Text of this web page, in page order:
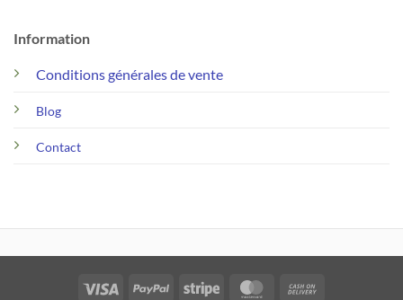
Information
Conditions générales de vente
Blog
Contact
Visa PayPal Stripe MasterCard